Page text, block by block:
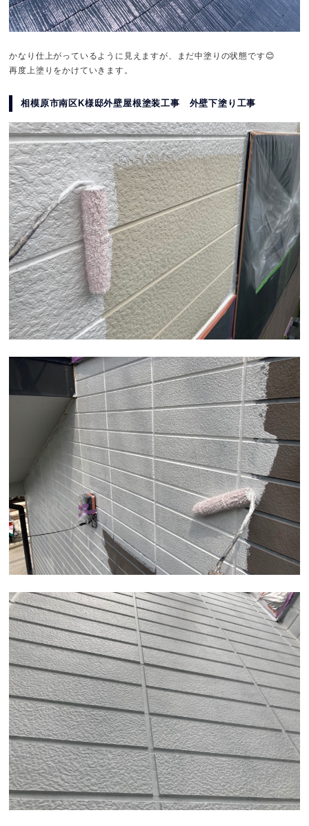
かなり仕上がっているように見えますが、まだ中塗りの状態です😊
再度上塗りをかけていきます。
相模原市南区K様邸外壁屋根塗装工事 外壁下塗り工事